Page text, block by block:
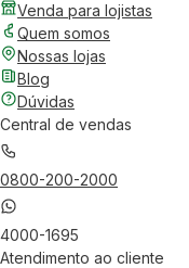
Venda para lojistas
Quem somos
Nossas lojas
Blog
Dúvidas
Central de vendas
0800-200-2000
4000-1695
Atendimento ao cliente